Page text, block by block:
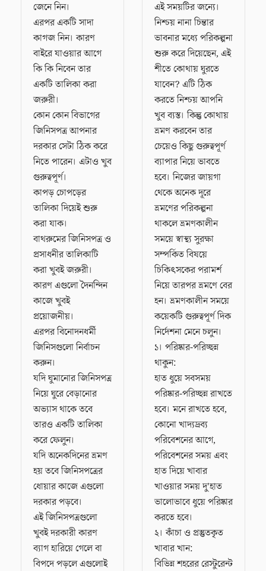
জেনে নিন।
এরপর একটি সাদা
কাগজ নিন। কারণ
বাইরে যাওয়ার আগে
কি কি নিবেন তার
একটি তালিকা করা
জরুরী।
কোন কোন বিভাগের
জিনিসপত্র আপনার
দরকার সেটা ঠিক করে
নিতে পারেন। এটাও খুব
গুরুত্বপূর্ণ।
কাপড় চোপড়ের
তালিকা দিয়েই শুরু
করা যাক।
বাথরুমের জিনিসপত্র ও
প্রসাধনীর তালিকাটি
করা খুবই জরুরী।
কারণ এগুলো দৈনন্দিন
কাজে খুবই
প্রয়োজনীয়।
এরপর বিনোদনধর্মী
জিনিসগুলো নির্বাচন
করুন।
যদি ঘুমানোর জিনিসপত্র
নিয়ে ঘুরে বেড়ানোর
অভ্যাস থাকে তবে
তারও একটি তালিকা
করে ফেলুন।
যদি অনেকদিনের ভ্রমণ
হয় তবে জিনিসপত্রের
ধোয়ার কাজে এগুলো
দরকার পড়বে।
এই জিনিসপত্রগুলো
খুবই দরকারী কারণ
ব্যাগ হারিয়ে গেলে বা
বিপদে পড়লে এগুলোই
এই সময়টির জন্যে।
নিশ্চয় নানা চিন্তার
ভাবনার মধ্যে পরিকল্পনা
শুরু করে দিয়েছেন, এই
শীতে কোথায় ঘুরতে
যাবেন? এটি ঠিক
করতে নিশ্চয় আপনি
খুব ব্যস্ত। কিন্তু কোথায়
ভ্রমণ করবেন তার
চেয়েও কিছু গুরুত্বপূর্ণ
ব্যাপার নিয়ে ভাবতে
হবে। নিজের জায়গা
থেকে অনেক দূরে
ভ্রমণের পরিকল্পনা
থাকলে ভ্রমণকালীন
সময়ে স্বাস্থ্য সুরক্ষা
সম্পর্কিত বিষয়ে
চিকিৎসকের পরামর্শ
নিয়ে তারপর ভ্রমণে বের
হন। ভ্রমণকালীন সময়ে
কয়েকটি গুরুত্বপূর্ণ দিক
নির্দেশনা মেনে চলুন।
১। পরিষ্কার-পরিচ্ছন্ন
থাকুন:
হাত ধুয়ে সবসময়
পরিষ্কার-পরিচ্ছন্ন রাখতে
হবে। মনে রাখতে হবে,
কোনো খাদ্যদ্রব্য
পরিবেশনের আগে,
পরিবেশনের সময় এবং
হাত দিয়ে খাবার
খাওয়ার সময় দু'হাত
ভালোভাবে ধুয়ে পরিষ্কার
করতে হবে।
২। কাঁচা ও প্রস্তুতকৃত
খাবার খান:
বিভিন্ন শহরের রেস্টুরেন্ট